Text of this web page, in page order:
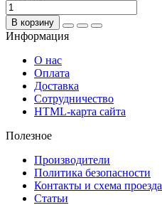
В корзину
Информация
О нас
Оплата
Доставка
Сотрудничество
HTML-карта сайта
Полезное
Производители
Политика безопасности
Контакты и схема проезда
Статьи